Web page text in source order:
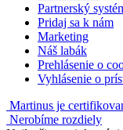
Partnerský
Pridaj sa k nám
Marketing
Náš labák
Prehlásenie o
Vyhlásenie o
Martinus je
Nerobíme rozdiely